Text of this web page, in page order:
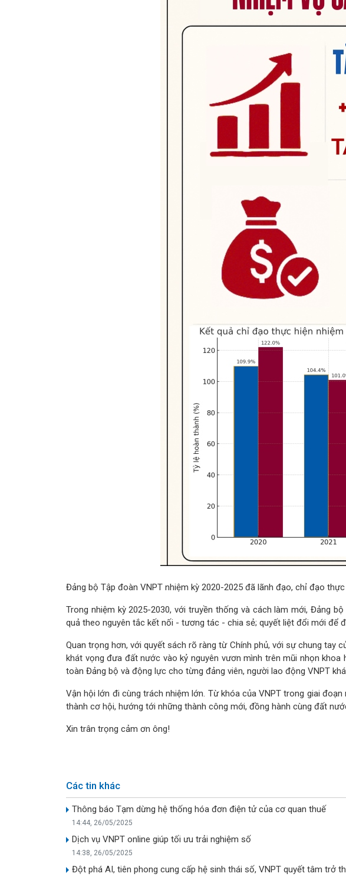
Đảng bộ Tập đoàn VNPT nhiệm kỳ 2020-2025 đã lãnh đạo, chỉ đạo
Trong nhiệm kỳ 2025-2030, với truyền thống và cách làm mới, Đảng
quả theo nguyên tắc kết nối - tương tác - chia sẻ; quyết liệt đổi mới để
Quan trọng hơn, với quyết sách rõ ràng từ Chính phủ, với sự chung tay
khát vọng đưa đất nước vào kỷ nguyên vươn mình trên mũi nhọn
toàn Đảng bộ và động lực cho từng đảng viên, người lao động VNPT
Vận hội lớn đi cùng trách nhiệm lớn. Từ khóa của VNPT trong giai
thành cơ hội, hướng tới những thành công mới, đồng hành cùng đất
Xin trân trọng cảm ơn ông!
Các tin khác
Thông báo Tạm dừng hệ thống hóa đơn điện tử của cơ quan thuế
14:44, 26/05/2025
Dịch vụ VNPT online giúp tối ưu trải nghiệm số
14:38, 26/05/2025
Đột phá AI, tiên phong cung cấp hệ sinh thái số, VNPT quyết tâm trở